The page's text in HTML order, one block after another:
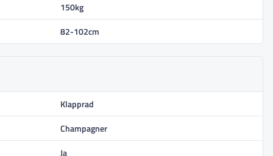
150kg
82-102cm
Klapprad
Champagner
Ja